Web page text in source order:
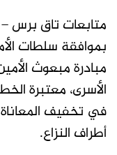
متابعات تاق برس
بموافقة سلطات
مبادرة مبعوث
الأسرى، معتبرة
في تخفيف المعاناة
أطراف النزاع.